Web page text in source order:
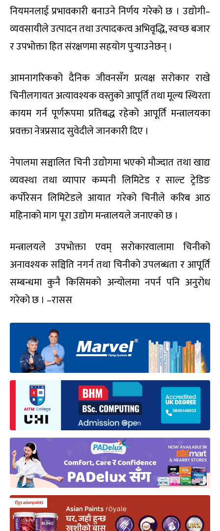
नियमनलाई प्रभावकारी बनाउने निर्णय गरेको छ । उद्योगी–
व्यवसायीले उत्पादन तथा उत्पादकत्व अभिवृद्धि, स्वच्छ बजार
र उपभोक्ता हित संरक्षणमा सहयोग पुर्‍याउनेछन् ।
आमनागरिकको दैनिक जीवनसँग प्रत्यक्ष सरोकार राखे
चिनीलगायत अत्यावश्यक वस्तुको आपूर्ति तथा मूल्य स्थिरता
कायम गर्न पूर्णरूपमा प्रतिबद्ध रहेको आपूर्ति मन्त्रालयका
प्रवक्ता नेत्रप्रसाद सुवेदीले जानकारी दिए ।
नेपालमा सञ्चालित चिनी उद्योगमा भएको मौज्दात तथा खाद्य
व्यवस्था तथा व्यापार कम्पनी लिमिटेड र साल्ट ट्रेडिङ
कर्पोरेसन लिमिटेडले आयात गरेको चिनीले करिब आठ
महिनाको माग पूरा उद्योग मन्त्रालयले जनाएको छ ।
मन्त्रालयले उपभोक्ता एवम् सरोकारवालामा चिनीको
अनावश्यक सञ्चिति नगर्न तथा चिनीको उपलब्धता र आपूर्ति
सम्बन्धमा कुनै किसिमको अन्योलमा नपर्न पनि अनुरोध
गरेको छ । –रासस